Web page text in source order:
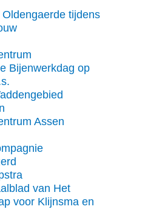
tijdens
Bijenwerkdag op
Assen
van Het
voor Klijnsma en